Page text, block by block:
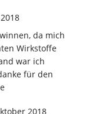
da mich
Wirkstoffe
war ich
für den
2018